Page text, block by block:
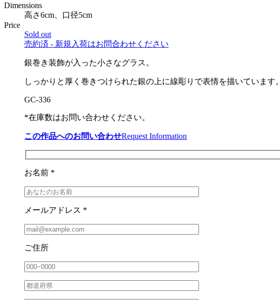
Dimensions
高さ6cm、口径5cm
Price
Sold out
売約済 - 新規入荷はお問合わせください
銀巻き装飾が入った小さなグラス。
しっかりと厚く巻きつけられた銀の上に線彫りで表情を描いています。
GC-336
*在庫数はお問い合わせください。
この作品へのお問い合わせRequest Information
お名前 *
メールアドレス *
ご住所